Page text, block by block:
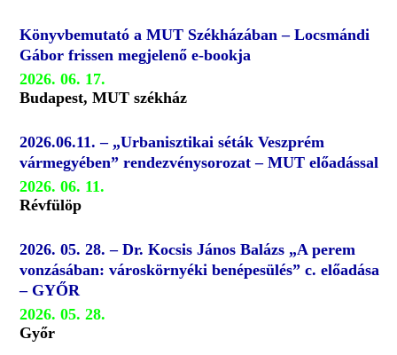
Könyvbemutató a MUT Székházában – Locsmándi
Gábor frissen megjelenő e-bookja
2026. 06. 17.
Budapest, MUT székház
2026.06.11. – „Urbanisztikai séták Veszprém
vármegyében” rendezvénysorozat – MUT előadással
2026. 06. 11.
Révfülöp
2026. 05. 28. – Dr. Kocsis János Balázs „A perem
vonzásában: városkörnyéki benépesülés” c. előadása
– GYŐR
2026. 05. 28.
Győr